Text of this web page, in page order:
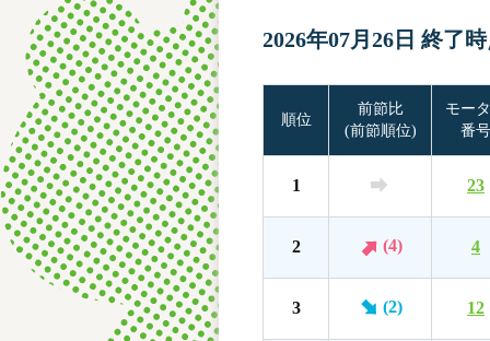
2026年07月26日 終了
順位
前節比
(前節順位)
モー
番号
1 23
2 (4) 4
3 (2) 12